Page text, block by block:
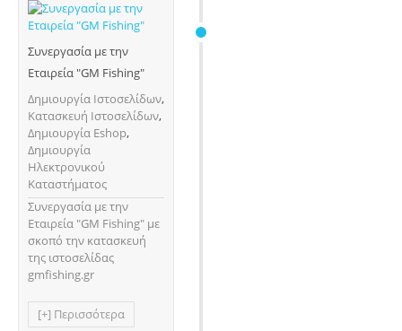
Συνεργασία με την
Εταιρεία "GM Fishing"
Δημιουργία Ιστοσελίδων,
Κατασκευή Ιστοσελίδων,
Δημιουργία Eshop,
Δημιουργία
Ηλεκτρονικού
Καταστήματος
Συνεργασία με την
Εταιρεία "GM Fishing" με
σκοπό την κατασκευή
της ιστοσελίδας
gmfishing.gr
[+] Περισσότερα